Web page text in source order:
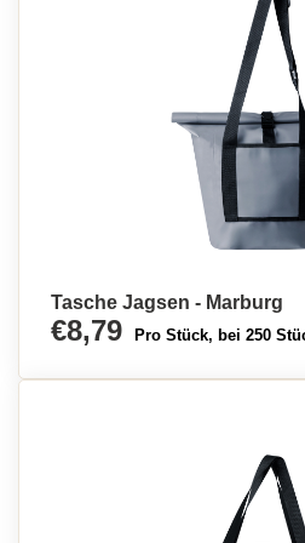
Tasche Jagsen - Marburg
€8,79 Pro Stück, bei 250